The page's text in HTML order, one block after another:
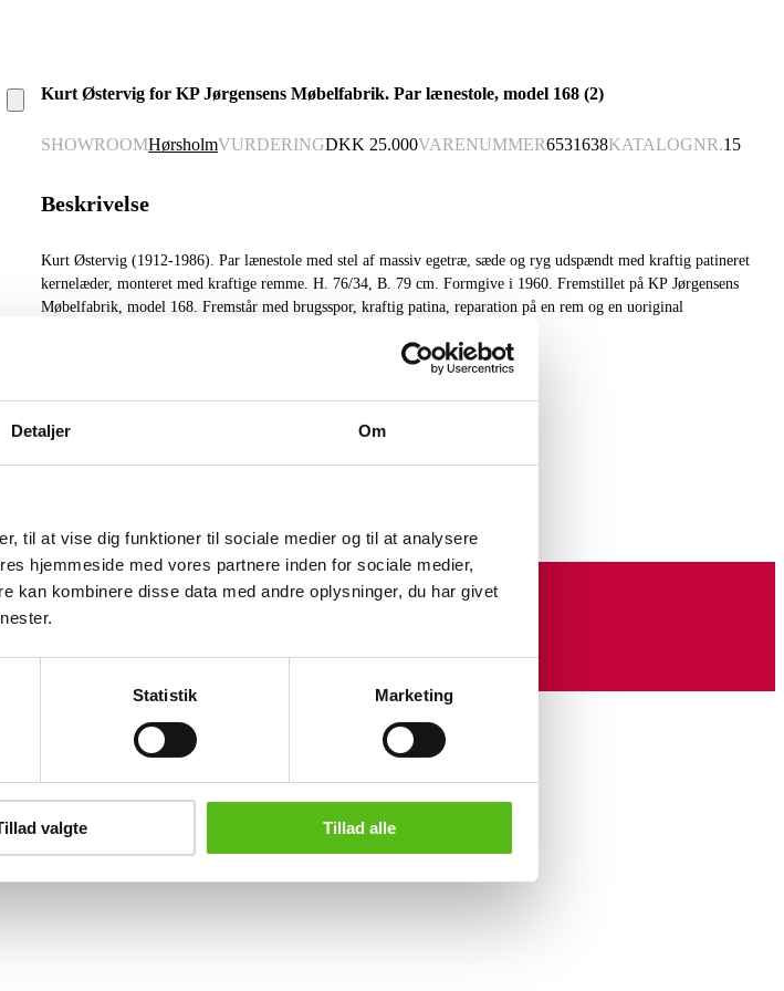
Detaljer Om
til at vise dig funktioner til sociale medier og til at analysere
hjemmeside med vores partnere inden for sociale medier,
kan kombinere disse data med andre oplysninger, du har givet
Statistik Marketing
valgte Tillad alle
Kurt Østervig for KP Jørgensens Møbelfabrik. Par lænestole, model 168 (2)
SHOWROOMHørsholmVURDERINGDKK 25.000VARENUMMER6531638KATALOGNR.15
Beskrivelse
Kurt Østervig (1912-1986). Par lænestole med stel af massiv egetræ, sæde og ryg udspændt med kraftig patineret
kernelæder, monteret med kraftige remme. H. 76/34, B. 79 cm. Formgive i 1960. Fremstillet på KP Jørgensens
Møbelfabrik, model 168. Fremstår med brugsspor, kraftig patina, reparation på en rem og en uoriginal
varer
direkte i din email.